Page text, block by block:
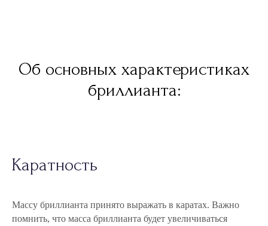
Об основных характеристиках
бриллианта:
Каратность